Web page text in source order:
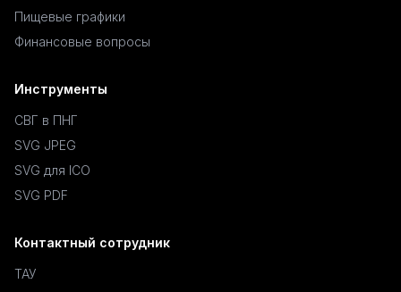
Пищевые графики
Финансовые вопросы
Инструменты
СВГ в ПНГ
SVG JPEG
SVG для ICO
SVG PDF
Контактный сотрудник
ТАУ